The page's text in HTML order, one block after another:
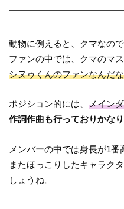
動物に例えると、クマなので
ファンの中では、クマのマ
シヌゥくんのファンなんだ
ポジション的には、メイン
作詞作曲も行っておりかな
メンバーの中では身長が1番
またほっこりしたキャラク
しょうね。